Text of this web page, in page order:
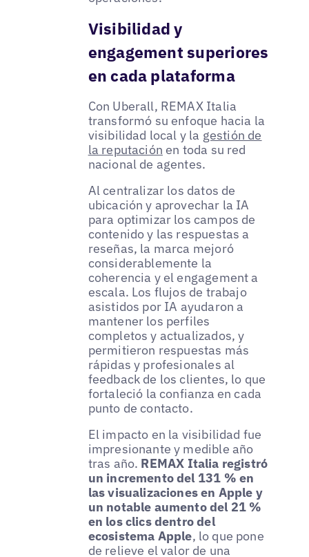
Visibilidad y
engagement superiores
en cada plataforma
Con Uberall, REMAX Italia
transformó su enfoque hacia la
visibilidad local y la gestión de
la reputación en toda su red
nacional de agentes.
Al centralizar los datos de
ubicación y aprovechar la IA
para optimizar los campos de
contenido y las respuestas a
reseñas, la marca mejoró
considerablemente la
coherencia y el engagement a
escala. Los flujos de trabajo
asistidos por IA ayudaron a
mantener los perfiles
completos y actualizados, y
permitieron respuestas más
rápidas y profesionales al
feedback de los clientes, lo que
fortaleció la confianza en cada
punto de contacto.
El impacto en la visibilidad fue
impresionante y medible año
tras año. REMAX Italia registró
un incremento del 131 % en
las visualizaciones en Apple y
un notable aumento del 21 %
en los clics dentro del
ecosistema Apple, lo que pone
de relieve el valor de una